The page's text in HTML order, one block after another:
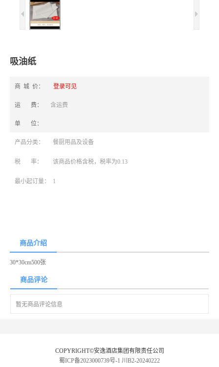
吸油纸
商 城 价： 登录可见
运 费： 含运费
单 位：
产品分类： 餐厨用品及设备
税 率： 该商品价格含税，税率为0.13
最小起订量： 1
商品介绍
30*30cm500张
商品评论
暂无商品评论信息
COPYRIGHT©安逸酒店集团有限责任公司
蜀ICP备2023000739号-1 川B2-20240222